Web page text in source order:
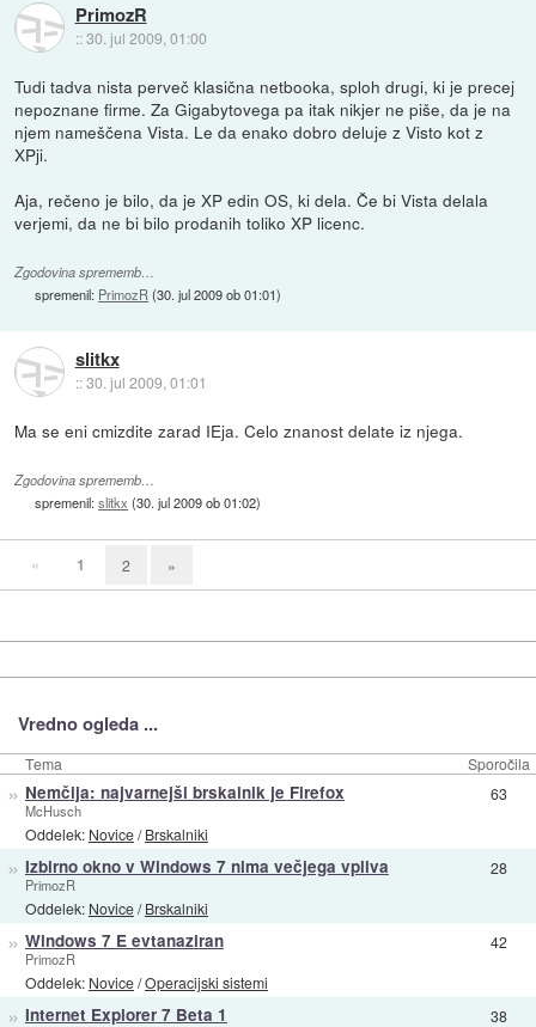
PrimozR
::30. jul 2009, 01:00
Tudi tadva nista perveč klasična netbooka, sploh drugi, ki je precej
nepoznane firme. Za Gigabytovega pa itak nikjer ne piše, da je na
njem nameščena Vista. Le da enako dobro deluje z Visto kot z
XPji.
Aja, rečeno je bilo, da je XP edin OS, ki dela. Če bi Vista delala
verjemi, da ne bi bilo prodanih toliko XP licenc.
Zgodovina sprememb…
spremenil: PrimozR (30. jul 2009 ob 01:01)
slitkx
::30. jul 2009, 01:01
Ma se eni cmizdite zarad IEja. Celo znanost delate iz njega.
Zgodovina sprememb…
spremenil:slitkx (30. jul 2009 ob 01:02)
« 1 2 »
Vredno ogleda ...
Tema Sporočila
» Nemčija: najvarnejši brskalnik je Firefox
McHusch
Oddelek: Novice/Brskalniki
63
» Izbirno okno v Windows 7 nima večjega vpliva
PrimozR
Oddelek: Novice/Brskalniki
28
» Windows 7 E evtanaziran
PrimozR
Oddelek: Novice/Operacijski sistemi
42
» Internet Explorer 7 Beta 1 38